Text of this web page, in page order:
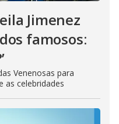
Jimenez
famosos:
Venenosas para
as celebridades